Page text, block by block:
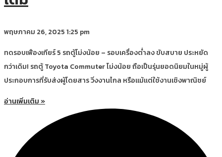
พฤษภาคม 26, 20251:25 pm
ทดรอบเฟืองเกียร์ 5 รถตู้โม่งน้อย – รอบเครื่องต่ำลง ขับสบาย ประหยัด
กว่าเดิม! รถตู้ Toyota Commuter โม่งน้อย ถือเป็นรุ่นยอดนิยมในหมู่ผู้
ประกอบการที่รับส่งผู้โดยสาร วิ่งงานไกล หรือแม้แต่ใช้งานเชิงพาณิชย์
อ่านเพิ่มเติม »